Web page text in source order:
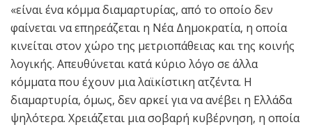
«είναι ένα κόμμα διαμαρτυρίας, από το οποίο δεν
φαίνεται να επηρεάζεται η Νέα Δημοκρατία, η οποία
κινείται στον χώρο της μετριοπάθειας και της κοινής
λογικής. Απευθύνεται κατά κύριο λόγο σε άλλα
κόμματα που έχουν μια λαϊκίστικη ατζέντα. Η
διαμαρτυρία, όμως, δεν αρκεί για να ανέβει η Ελλάδα
ψηλότερα. Χρειάζεται μια σοβαρή κυβέρνηση, η οποία